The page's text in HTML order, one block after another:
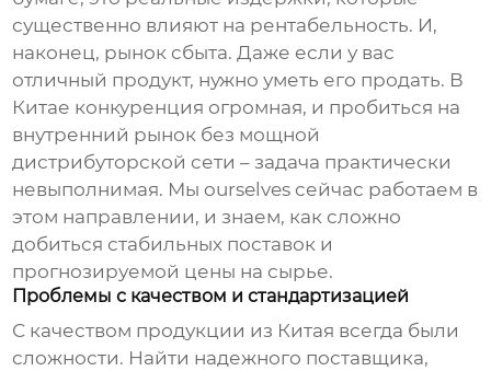
существенно влияют на рентабельность. И,
наконец, рынок сбыта. Даже если у вас
отличный продукт, нужно уметь его продать. В
Китае конкуренция огромная, и пробиться на
внутренний рынок без мощной
дистрибуторской сети – задача практически
невыполнимая. Мы ourselves сейчас работаем в
этом направлении, и знаем, как сложно
добиться стабильных поставок и
прогнозируемой цены на сырье.
Проблемы с качеством и стандартизацией
С качеством продукции из Китая всегда были
сложности. Найти надежного поставщика,